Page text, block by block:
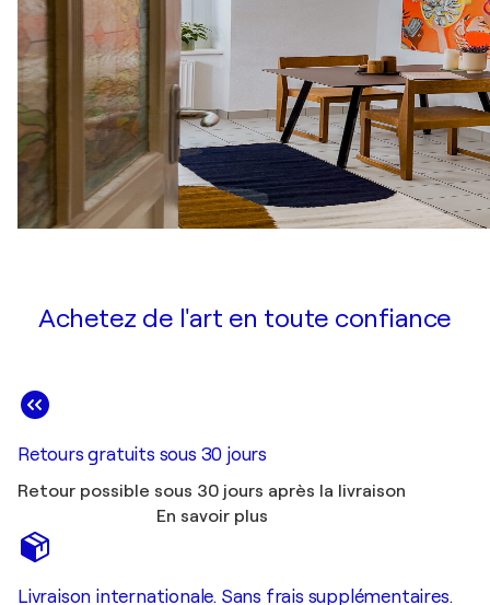
Achetez de l'art en toute confiance
Retours gratuits sous 30 jours
Retour possible sous 30 jours après la livraison
En savoir plus
Livraison internationale. Sans frais supplémentaires.